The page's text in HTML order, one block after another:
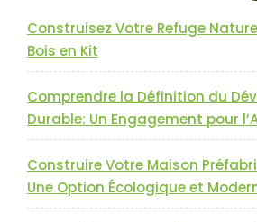
Construisez Votre Refuge
Bois en Kit
Comprendre la Définition du
Durable: Un Engagement pour
Construire Votre Maison
Une Option Écologique et